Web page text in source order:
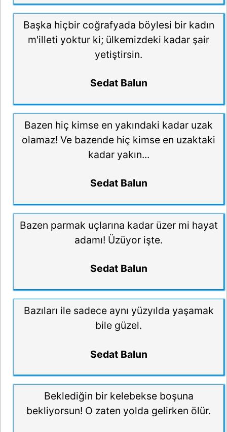
Başka hiçbir coğrafyada böylesi bir kadın
m'illeti yoktur ki; ülkemizdeki kadar şair
yetiştirsin.
Sedat Balun
Bazen hiç kimse en yakındaki kadar uzak
olamaz! Ve bazende hiç kimse en uzaktaki
kadar yakın...
Sedat Balun
Bazen parmak uçlarına kadar üzer mi hayat
adamı! Üzüyor işte.
Sedat Balun
Bazıları ile sadece aynı yüzyılda yaşamak
bile güzel.
Sedat Balun
Beklediğin bir kelebekse boşuna
bekliyorsun! O zaten yolda gelirken ölür.